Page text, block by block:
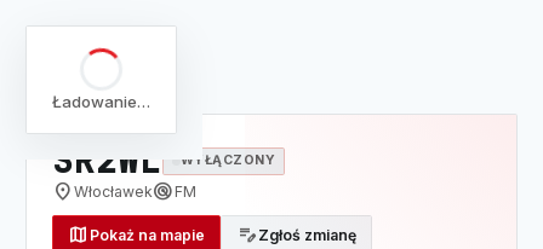
Ładowanie…
SR2WL WYŁĄCZONY
location_on Włocławekradar FM
map Pokaż na mapie edit_note Zgłoś zmianę